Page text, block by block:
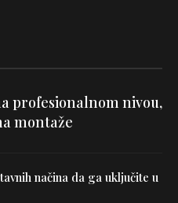
profesionalnom nivou,
montaže
načina da ga uključite u